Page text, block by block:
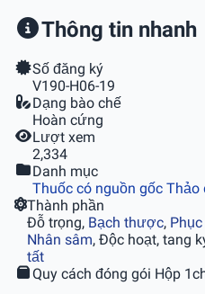
Thông tin nhanh
Số đăng ký
V190-H06-19
Dạng bào chế
Hoàn cứng
Lượt xem
2,334
Danh mục
Thuốc có nguồn gốc
Thành phần
Ðỗ trọng, Bạch thược,
Nhân sâm, Ðộc hoạt, tang
tất
Quy cách đóng gói Hộp